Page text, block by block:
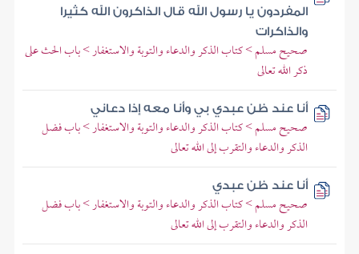
المفردون يا رسول الله قال الذاكرون الله كثيرا
والذاكرات
صحيح مسلم > كتاب الذكر والدعاء والتوبة والاستغفار > باب الحث على
ذكر الله تعالى
أنا عند ظن عبدي بي وأنا معه إذا دعاني
صحيح مسلم > كتاب الذكر والدعاء والتوبة والاستغفار > باب فضل
الذكر والدعاء والتقرب إلى الله تعالى
أنا عند ظن عبدي
صحيح مسلم > كتاب الذكر والدعاء والتوبة والاستغفار > باب فضل
الذكر والدعاء والتقرب إلى الله تعالى